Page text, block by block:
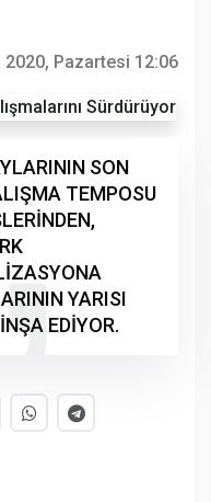
2020, Pazartesi 12:06
SON
TEMPOSU
YARISI
EDİYOR.